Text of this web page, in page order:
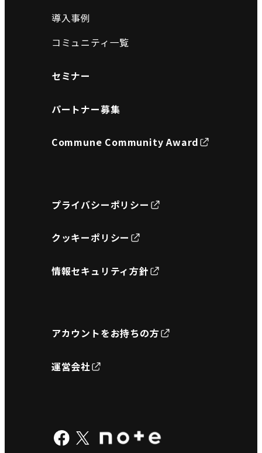
導入事例
コミュニティ一覧
セミナー
パートナー募集
Commune Community Award
プライバシーポリシー
クッキーポリシー
情報セキュリティ方針
アカウントをお持ちの方
運営会社